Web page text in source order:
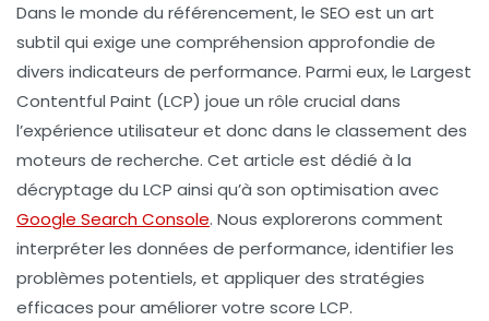
Dans le monde du référencement, le SEO est un art
subtil qui exige une compréhension approfondie de
divers indicateurs de performance. Parmi eux, le Largest
Contentful Paint (LCP) joue un rôle crucial dans
l’expérience utilisateur et donc dans le classement des
moteurs de recherche. Cet article est dédié à la
décryptage du LCP ainsi qu’à son optimisation avec
Google Search Console. Nous explorerons comment
interpréter les données de performance, identifier les
problèmes potentiels, et appliquer des stratégies
efficaces pour améliorer votre score LCP.